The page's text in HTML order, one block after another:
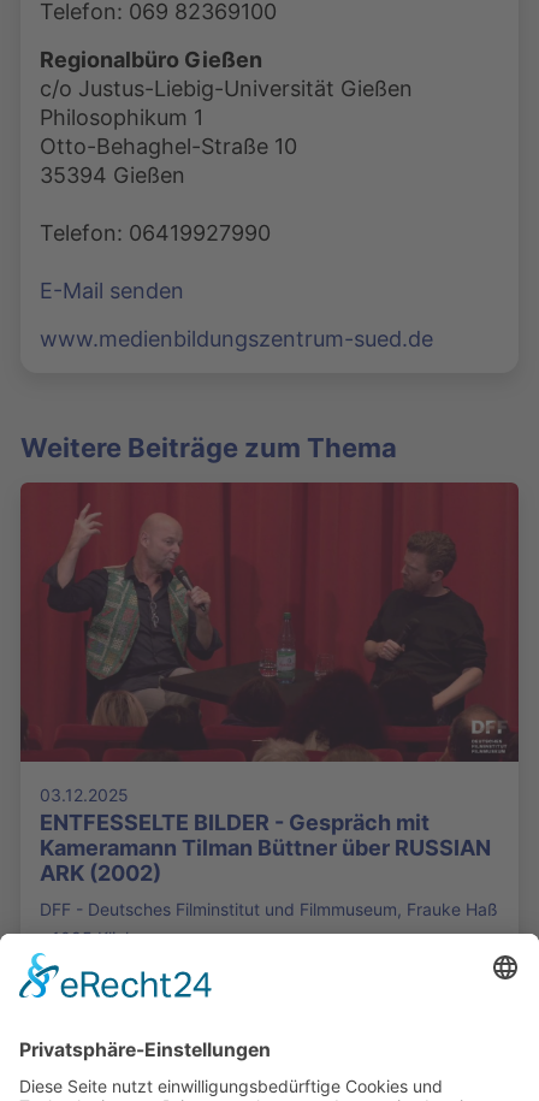
Telefon: 069 82369100
Regionalbüro Gießen
c/o Justus-Liebig-Universität Gießen
Philosophikum 1
Otto-Behaghel-Straße 10
35394 Gießen
Telefon: 06419927990
E-Mail senden
www.medienbildungszentrum-sued.de
Weitere Beiträge zum Thema
03.12.2025
ENTFESSELTE BILDER - Gespräch mit
Kameramann Tilman Büttner über RUSSIAN
ARK (2002)
DFF - Deutsches Filminstitut und Filmmuseum, Frauke Haß
- 1085 Klicks
Die Mediathek Hessen bietet vielfältige Videos,